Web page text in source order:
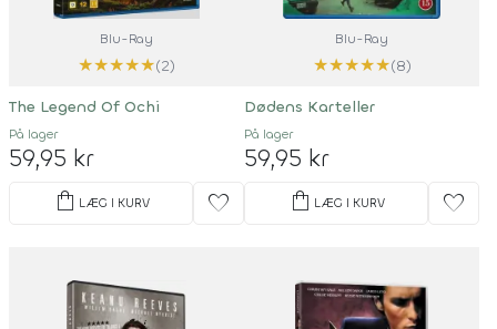
Blu-Ray
★★★★★(2)
The Legend Of Ochi
På lager
59,95 kr
shopping_bag LÆG I KURV favorite
Blu-Ray
★★★★★(8)
Dødens Karteller
På lager
59,95 kr
shopping_bag LÆG I KURV favorite